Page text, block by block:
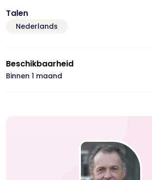
Talen
Nederlands
Beschikbaarheid
Binnen 1 maand